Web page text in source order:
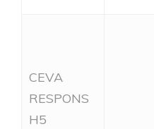
CEVA
RESPONS
H5